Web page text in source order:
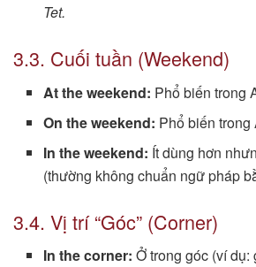
Tet.
3.3. Cuối tuần (Weekend)
At the weekend: Phổ biến trong
On the weekend: Phổ biến trong
In the weekend: Ít dùng hơn
(thường không chuẩn ngữ pháp
3.4. Vị trí “Góc” (Corner)
In the corner: Ở trong góc (ví